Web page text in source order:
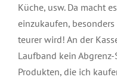
Küche, usw. Da macht
einzukaufen,
teurer wird! An der
Laufband kein
Produkten, die ich